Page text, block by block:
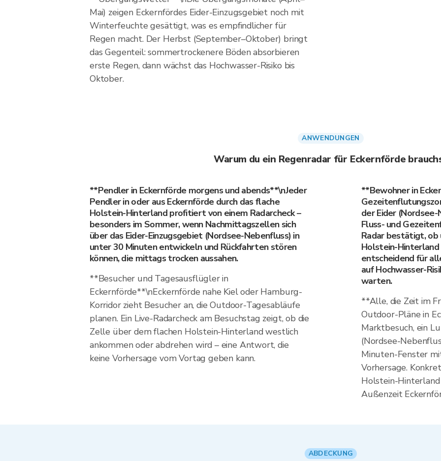
Mai) zeigen Eckernfördes Eider-Einzugsgebiet noch mit
Winterfeuchte gesättigt, was es empfindlicher für
Regen macht. Der Herbst (September–Oktober) bringt
das Gegenteil: sommertrockenere Böden absorbieren
erste Regen, dann wächst das Hochwasser-Risiko bis
Oktober.
ANWENDUNGEN
Warum du ein Regenradar für Eckernförde
**Pendler in Eckernförde morgens und abends**\nJeder
Pendler in oder aus Eckernförde durch das flache
Holstein-Hinterland profitiert von einem Radarcheck –
besonders im Sommer, wenn Nachmittagszellen sich
über das Eider-Einzugsgebiet (Nordsee-Nebenfluss) in
unter 30 Minuten entwickeln und Rückfahrten stören
können, die mittags trocken aussahen.
**Besucher und Tagesausflügler in
Eckernförde**\nEckernförde nahe Kiel oder Hamburg-
Korridor zieht Besucher an, die Outdoor-Tagesabläufe
planen. Ein Live-Radarcheck am Besuchstag zeigt, ob die
Zelle über dem flachen Holstein-Hinterland westlich
ankommen oder abdrehen wird – eine Antwort, die
keine Vorhersage vom Vortag geben kann.
**Bewohner in
der Eider
Fluss- und
Radar bestätigt, ob
Holstein-Hinterland
entscheidend für
auf Hochwasser-
warten.
**Alle, die Zeit im
Outdoor-Pläne in
Marktbesuch, ein
(Nordsee-
Minuten-Fenster
Vorhersage.
Holstein-
Außenzeit
ABDECKUNG